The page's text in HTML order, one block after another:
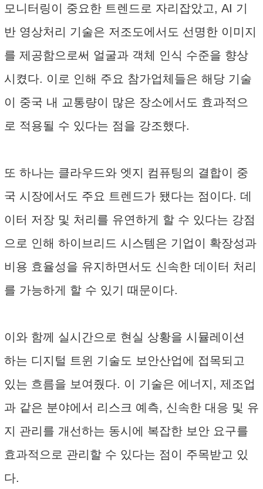
모니터링이 중요한 트렌드로 자리잡았고, AI 기
반 영상처리 기술은 저조도에서도 선명한 이미지
를 제공함으로써 얼굴과 객체 인식 수준을 향상
시켰다. 이로 인해 주요 참가업체들은 해당 기술
이 중국 내 교통량이 많은 장소에서도 효과적으
로 적용될 수 있다는 점을 강조했다. ​
또 하나는 클라우드와 엣지 컴퓨팅의 결합이 중
국 시장에서도 주요 트렌드가 됐다는 점이다. 데
이터 저장 및 처리를 유연하게 할 수 있다는 강점
으로 인해 하이브리드 시스템은 기업이 확장성과
비용 효율성을 유지하면서도 신속한 데이터 처리
를 가능하게 할 수 있기 때문이다.
이와 함께 실시간으로 현실 상황을 시뮬레이션
하는 디지털 트윈 기술도 보안산업에 접목되고
있는 흐름을 보여줬다. 이 기술은 에너지, 제조업
과 같은 분야에서 리스크 예측, 신속한 대응 및 유
지 관리를 개선하는 동시에 복잡한 보안 요구를
효과적으로 관리할 수 있다는 점이 주목받고 있
다.